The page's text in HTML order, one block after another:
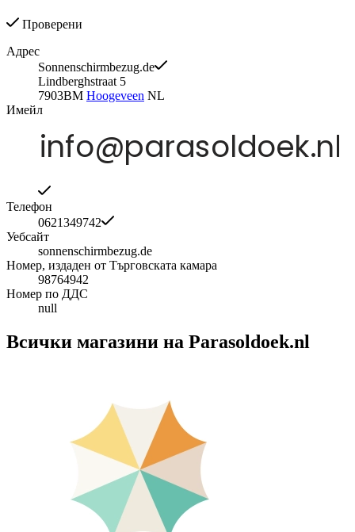
Проверени
Адрес
Sonnenschirmbezug.de
Lindberghstraat 5
7903BM Hoogeveen NL
Имейл
Телефон
0621349742
Уебсайт
sonnenschirmbezug.de
Номер, издаден от Търговската камара
98764942
Номер по ДДС
null
Всички магазини на Parasoldoek.nl